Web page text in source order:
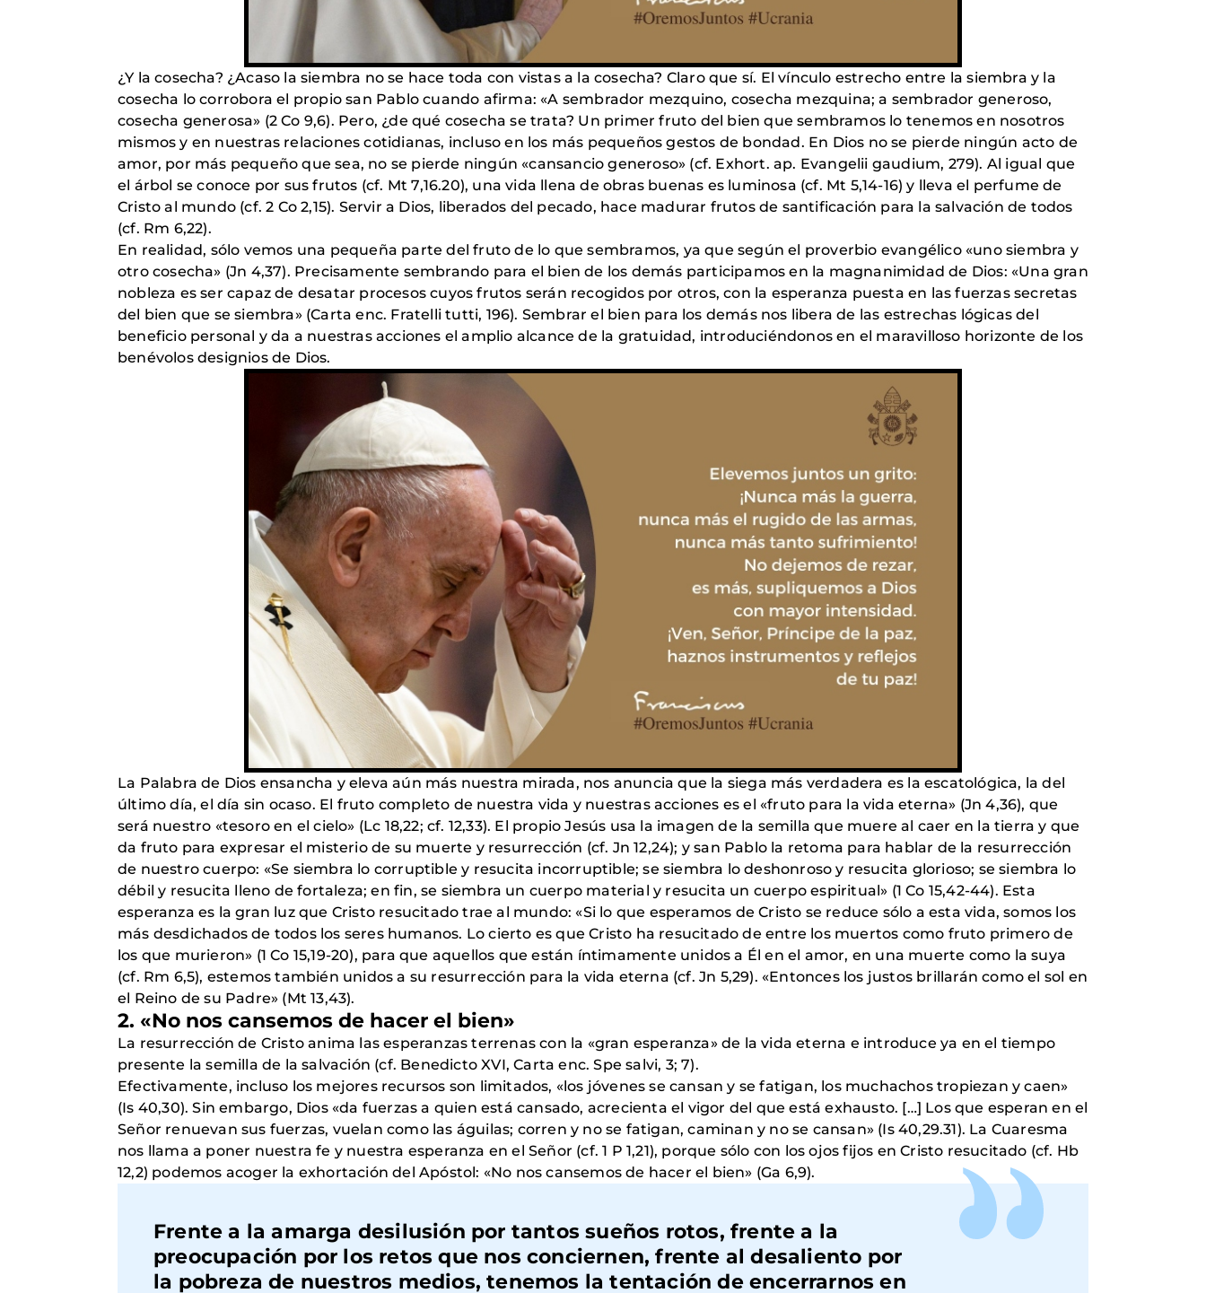
¿Y la cosecha? ¿Acaso la siembra no se hace toda con vistas a la cosecha? Claro que sí. El vínculo estrecho entre la siembra y la
cosecha lo corrobora el propio san Pablo cuando afirma: «A sembrador mezquino, cosecha mezquina; a sembrador generoso,
cosecha generosa» (2 Co 9,6). Pero, ¿de qué cosecha se trata? Un primer fruto del bien que sembramos lo tenemos en nosotros
mismos y en nuestras relaciones cotidianas, incluso en los más pequeños gestos de bondad. En Dios no se pierde ningún acto de
amor, por más pequeño que sea, no se pierde ningún «cansancio generoso» (cf. Exhort. ap. Evangelii gaudium, 279). Al igual que
el árbol se conoce por sus frutos (cf. Mt 7,16.20), una vida llena de obras buenas es luminosa (cf. Mt 5,14-16) y lleva el perfume de
Cristo al mundo (cf. 2 Co 2,15). Servir a Dios, liberados del pecado, hace madurar frutos de santificación para la salvación de todos
(cf. Rm 6,22).
En realidad, sólo vemos una pequeña parte del fruto de lo que sembramos, ya que según el proverbio evangélico «uno siembra y
otro cosecha» (Jn 4,37). Precisamente sembrando para el bien de los demás participamos en la magnanimidad de Dios: «Una gran
nobleza es ser capaz de desatar procesos cuyos frutos serán recogidos por otros, con la esperanza puesta en las fuerzas secretas
del bien que se siembra» (Carta enc. Fratelli tutti, 196). Sembrar el bien para los demás nos libera de las estrechas lógicas del
beneficio personal y da a nuestras acciones el amplio alcance de la gratuidad, introduciéndonos en el maravilloso horizonte de los
benévolos designios de Dios.
La Palabra de Dios ensancha y eleva aún más nuestra mirada, nos anuncia que la siega más verdadera es la escatológica, la del
último día, el día sin ocaso. El fruto completo de nuestra vida y nuestras acciones es el «fruto para la vida eterna» (Jn 4,36), que
será nuestro «tesoro en el cielo» (Lc 18,22; cf. 12,33). El propio Jesús usa la imagen de la semilla que muere al caer en la tierra y que
da fruto para expresar el misterio de su muerte y resurrección (cf. Jn 12,24); y san Pablo la retoma para hablar de la resurrección
de nuestro cuerpo: «Se siembra lo corruptible y resucita incorruptible; se siembra lo deshonroso y resucita glorioso; se siembra lo
débil y resucita lleno de fortaleza; en fin, se siembra un cuerpo material y resucita un cuerpo espiritual» (1 Co 15,42-44). Esta
esperanza es la gran luz que Cristo resucitado trae al mundo: «Si lo que esperamos de Cristo se reduce sólo a esta vida, somos los
más desdichados de todos los seres humanos. Lo cierto es que Cristo ha resucitado de entre los muertos como fruto primero de
los que murieron» (1 Co 15,19-20), para que aquellos que están íntimamente unidos a Él en el amor, en una muerte como la suya
(cf. Rm 6,5), estemos también unidos a su resurrección para la vida eterna (cf. Jn 5,29). «Entonces los justos brillarán como el sol en
el Reino de su Padre» (Mt 13,43).
2. «No nos cansemos de hacer el bien»
La resurrección de Cristo anima las esperanzas terrenas con la «gran esperanza» de la vida eterna e introduce ya en el tiempo
presente la semilla de la salvación (cf. Benedicto XVI, Carta enc. Spe salvi, 3; 7).
Efectivamente, incluso los mejores recursos son limitados, «los jóvenes se cansan y se fatigan, los muchachos tropiezan y caen»
(Is 40,30). Sin embargo, Dios «da fuerzas a quien está cansado, acrecienta el vigor del que está exhausto. […] Los que esperan en el
Señor renuevan sus fuerzas, vuelan como las águilas; corren y no se fatigan, caminan y no se cansan» (Is 40,29.31). La Cuaresma
nos llama a poner nuestra fe y nuestra esperanza en el Señor (cf. 1 P 1,21), porque sólo con los ojos fijos en Cristo resucitado (cf. Hb
12,2) podemos acoger la exhortación del Apóstol: «No nos cansemos de hacer el bien» (Ga 6,9).
Frente a la amarga desilusión por tantos sueños rotos, frente a la
preocupación por los retos que nos conciernen, frente al desaliento por
la pobreza de nuestros medios, tenemos la tentación de encerrarnos en